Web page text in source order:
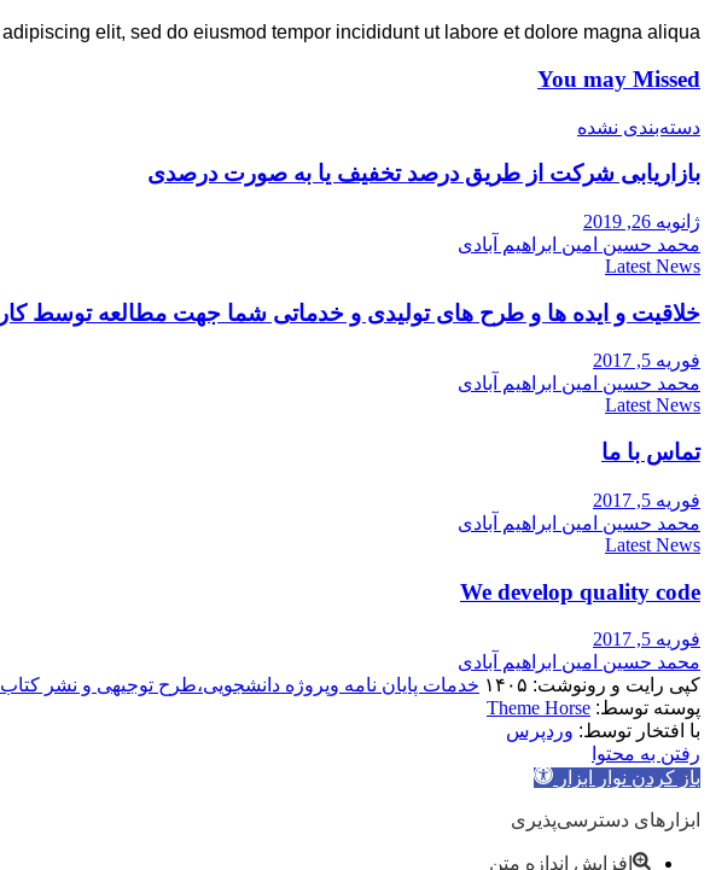
elit, sed do eiusmod tempor incididunt ut labore et dolore magna aliqua.
You may Missed
دسته‌بندی نشده
بازاریابی شرکت از طریق درصد تخفیف یا به صورت درصدی
ژانویه 26, 2019
محمد حسین امین ابراهیم آبادی
Latest News
خلاقیت و ایده ها و طرح های تولیدی و خدماتی شما جهت مطالعه توسط
فوریه 5, 2017
محمد حسین امین ابراهیم آبادی
Latest News
تماس با ما
فوریه 5, 2017
محمد حسین امین ابراهیم آبادی
Latest News
We develop quality code
فوریه 5, 2017
محمد حسین امین ابراهیم آبادی
کپی رایت و رونوشت: ۱۴۰۵
خدمات پایان نامه وپروژه دانشجویی،طرح توجیهی و نشر کتاب
پوسته توسط: Theme Horse
با افتخار توسط: وردپرس
رفتن به محتوا
باز کردن نوار ابزار
ابزارهای دسترسی‌پذیری
افزایش اندازه متن